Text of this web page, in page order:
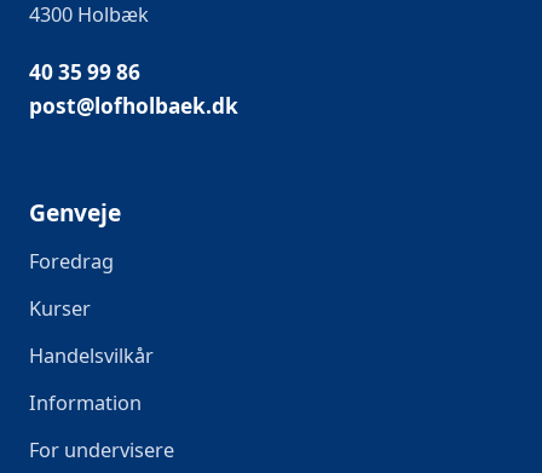
4300 Holbæk
40 35 99 86
post@lofholbaek.dk
Genveje
Foredrag
Kurser
Handelsvilkår
Information
For undervisere